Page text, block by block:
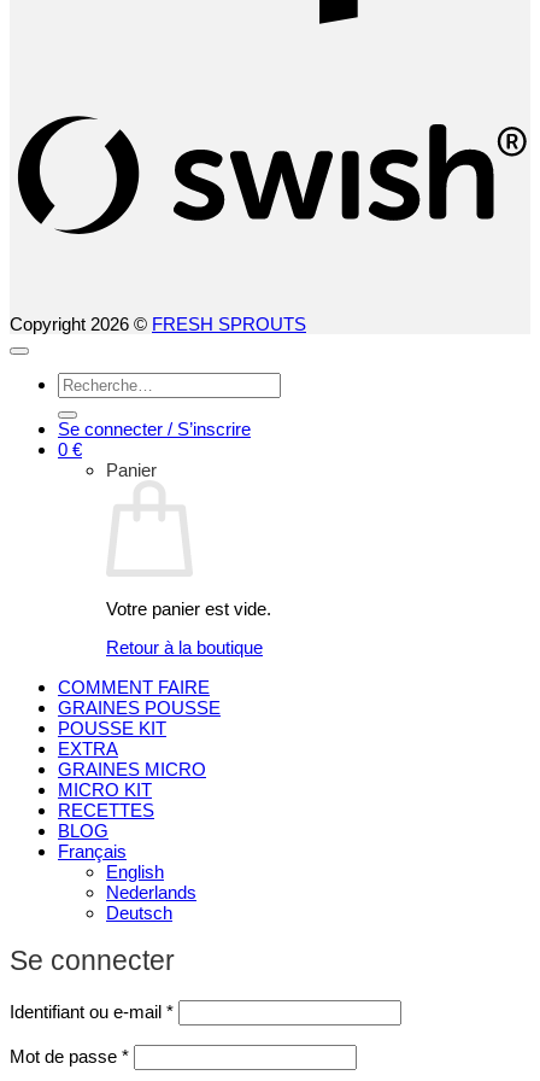
Copyright 2026 © FRESH SPROUTS
Recherche
pour :
Se connecter / S’inscrire
0 €
Panier
Votre panier est vide.
Retour à la boutique
COMMENT FAIRE
GRAINES POUSSE
POUSSE KIT
EXTRA
GRAINES MICRO
MICRO KIT
RECETTES
BLOG
Français
English
Nederlands
Deutsch
Se connecter
Identifiant ou e-mail *Obligatoire
Mot de passe *Obligatoire